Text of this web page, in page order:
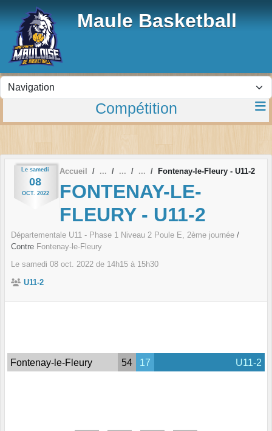
Maule Basketball
Compétition
Le samedi
08
OCT. 2022
Accueil Fontenay-le-Fleury - U11-2
FONTENAY-LE-
FLEURY - U11-2
Départementale U11 - Phase 1 Niveau 2 Poule E, 2ème journée /
Contre Fontenay-le-Fleury
Le samedi 08 oct. 2022 de 14h15 à 15h30
U11-2
Fontenay-le-Fleury 54 17 U11-2
Panneau de gestion des cookies